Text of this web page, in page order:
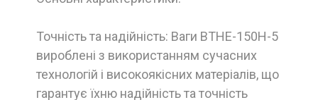
Точність та надійність: Ваги ВТНЕ-150Н-5
вироблені з використанням сучасних
технологій і високоякісних матеріалів, що
гарантує їхню надійність та точність